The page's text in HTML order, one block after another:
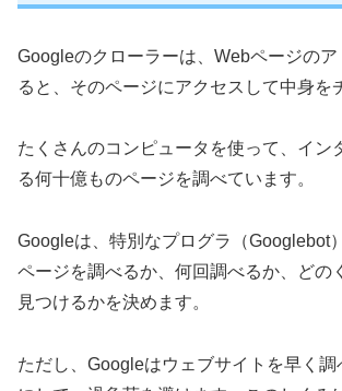
Googleのクローラーは、Webページの
ると、そのページにアクセスして中身を
たくさんのコンピュータを使って、イン
る何十億ものページを調べています。
Googleは、特別なプログラ（Googlebot
ページを調べるか、何回調べるか、どの
見つけるかを決めます。
ただし、Googleはウェブサイトを早く調